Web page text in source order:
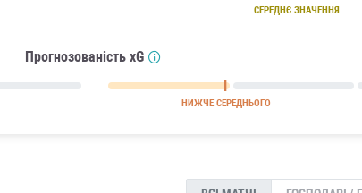
СЕРЕДНЄ ЗНАЧЕННЯ
Прогнозованість xG
НИЖЧЕ СЕРЕДНЬОГО